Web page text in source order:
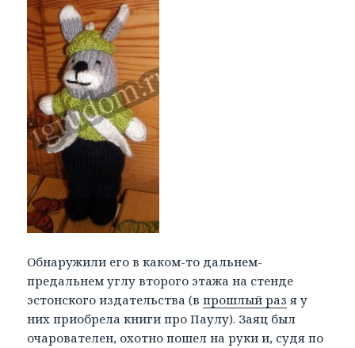
Обнаружили его в каком-то дальнем-
предальнем углу второго этажа на стенде
эстонского издательства (впрошлый раз я у
них приобрела книги про Паулу). Заяц был
очарователен, охотно пошел на руки и, судя по